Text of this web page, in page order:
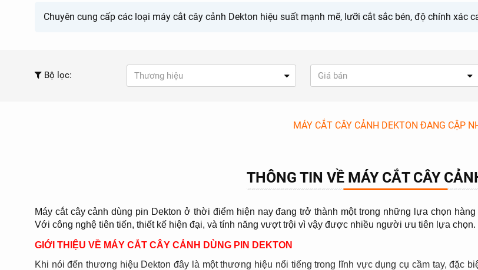
Chuyên cung cấp các loại máy cắt cây cảnh Dekton hiệu suất mạnh mẽ, lưỡi cắt sắc bén, độ chính xác
Bộ lọc: Thương hiệu Giá bán
MÁY CẮT CÂY CẢNH DEKTON ĐANG CẬP
THÔNG TIN VỀ MÁY CẮT CÂY
Máy cắt cây cảnh dùng pin Dekton ở thời điểm hiện nay đang trở thành một trong những lựa chọn
Với công nghệ tiên tiến, thiết kế hiện đại, và tính năng vượt trội vì vậy được nhiều người ưu tiên lựa chọn.
GIỚI THIỆU VỀ MÁY CẮT CÂY CẢNH DÙNG PIN DEKTON
Khi nói đến thương hiệu Dekton đây là một thương hiệu nổi tiếng trong lĩnh vực dụng cụ cầm tay, đặc